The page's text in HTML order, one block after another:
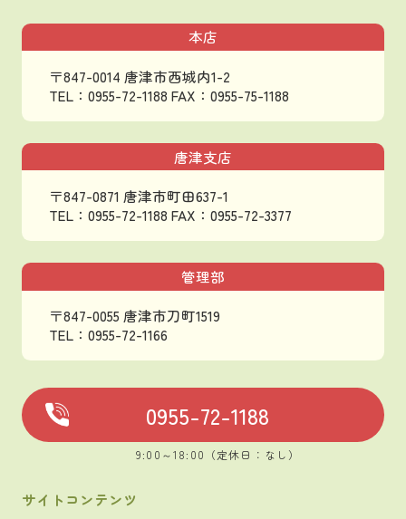
本店
〒847-0014 唐津市西城内1-2
TEL：0955-72-1188 FAX：0955-75-1188
唐津支店
〒847-0871 唐津市町田637-1
TEL：0955-72-1188 FAX：0955-72-3377
管理部
〒847-0055 唐津市刀町1519
TEL：0955-72-1166
0955-72-1188
9:00～18:00（定休日：なし）
サイトコンテンツ